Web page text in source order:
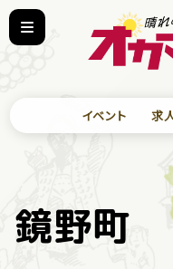
イベント 求
鏡野町